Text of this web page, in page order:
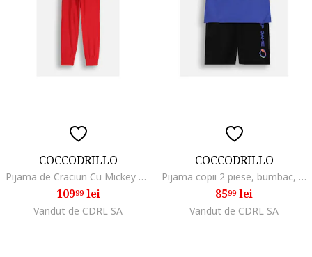
COCCODRILLO
Pijama de Craciun Cu Mickey Mouse
10999lei
Vandut de CDRL SA
COCCODRILLO
Pijama copii 2 piese, bumbac, multicolor, Multicolor
8599lei
Vandut de CDRL SA